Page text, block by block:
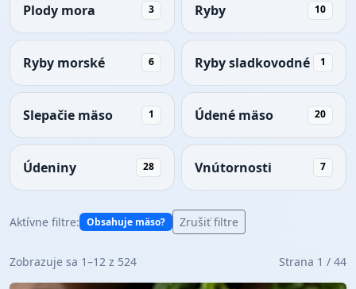
Plody mora 3 Ryby 10
Ryby morské 6 Ryby sladkovodné 1
Slepačie mäso 1 Údené mäso 20
Údeniny 28 Vnútornosti 7
Aktívne filtre: Obsahuje mäso? Zrušiť filtre
Zobrazuje sa 1–12 z 524 Strana 1 / 44